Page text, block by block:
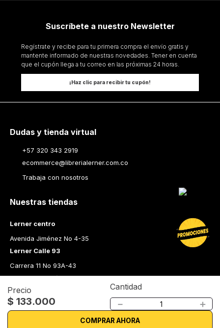
Precio
$ 133.000
Cantidad
＋
－
COMPRAR AHORA
Suscríbete a nuestro Newsletter
Regístrate y recibe para tu primera compra el envío gratis y
mantente informado de nuestras novedades. Tener en cuenta
que el cupón llega a tu correo en las próximas 24 horas.
¡Haz clic para recibir tu cupón!
Dudas y tienda virtual
+57 320 343 2919
ecommerce@librerialerner.com.co
Trabaja con nosotros
Nuestras tiendas
Lerner centro
Avenida Jiménez No 4-35
Lerner Calle 93
Carrera 11 No 93A-43
Lerner Medellín
Carrera 43 A No. 05 A - 113 Local 103 Edificio One Plaza PH
Medellín Colombia
Librería Lerner - Comprar libros en Colombia